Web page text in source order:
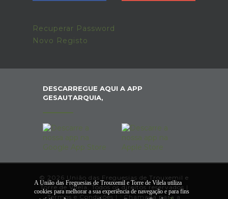
Recuperar Password
Novo Registo
DESCARREGUE AQUI A APP
GESAUTARQUIA,
© 2026 União das Freguesias de Trouxemil e
Torre de Vilela. Todos os direitos reservados |
Termos e Condições | Chamada para a
A União das Freguesias de Trouxemil e Torre de Vilela utiliza
cookies para melhorar a sua experiência de navegação e para fins